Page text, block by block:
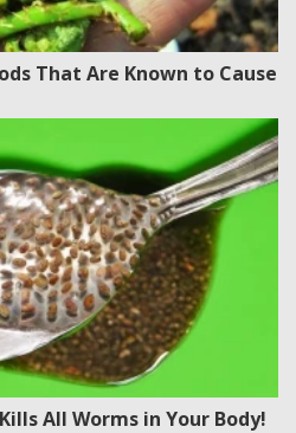
That Are Known to Cause
All Worms in Your Body!